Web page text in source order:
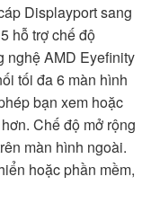
Displayport sang
hỗ trợ chế độ
nghệ AMD Eyefinity
tối đa 6 màn hình
bạn xem hoặc
Chế độ mở rộng
màn hình ngoài.
hoặc phần mềm,